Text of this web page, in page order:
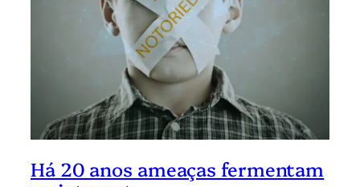
Há 20 anos ameaças fermentam